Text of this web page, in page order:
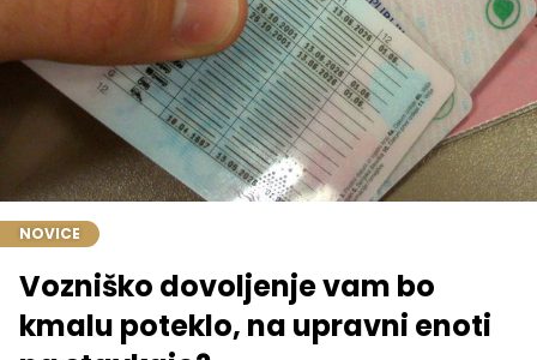
NOVICE
Vozniško dovoljenje vam bo
kmalu poteklo, na upravni enoti